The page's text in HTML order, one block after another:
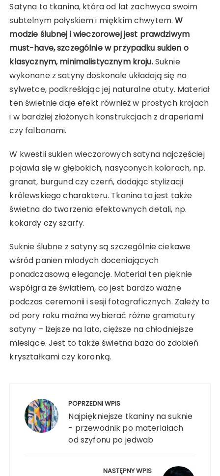
Satyna to tkanina, która od lat zachwyca swoim
subtelnym połyskiem i miękkim chwytem.W
modzie ślubnej i wieczorowej jest prawdziwym
must-have, szczególnie w przypadku sukien o
klasycznym, minimalistycznym kroju.Suknie
wykonane z satyny doskonale układają się na
sylwetce, podkreślając jej naturalne atuty. Materiał
ten świetnie daje efekt również w prostych krojach
i w bardziej złożonych konstrukcjach z draperiami
czy falbanami.
W kwestii sukien wieczorowych satyna najczęściej
pojawia się w głębokich, nasyconych kolorach, np.
granat, burgund czy czerń, dodając stylizacji
królewskiego charakteru. Tkanina ta jest także
świetna do tworzenia efektownych detali, np.
kokardy czy szarfy.
Suknie ślubne z satyny są szczególnie ciekawe
wśród panien młodych doceniających
ponadczasową elegancję. Materiał ten pięknie
współgra ze światłem, co jest bardzo ważne
podczas ceremonii i sesji fotograficznych. Zależy to
od pory roku można wybierać różne gramatury
satyny – lżejsze na lato, cięższe na chłodniejsze
miesiące. Jest to także świetna baza do zdobień
kryształkami czy koronką.
wpisu POPRZEDNI WPIS
Najpiękniejsze tkaniny na suknie
- przewodnik po materiałach
od szyfonu po jedwab
NASTĘPNY WPIS